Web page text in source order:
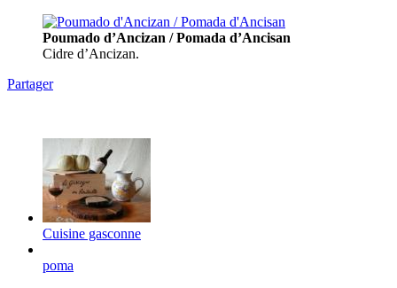
Poumado d’Ancizan / Pomada d’Ancisan
Cidre d’Ancizan.
Partager
Cuisine gasconne
poma